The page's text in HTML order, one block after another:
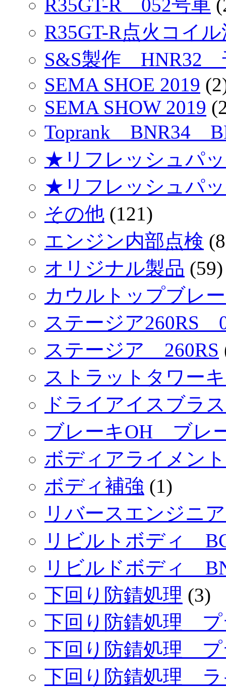
R35GT-R 052号車
R35GT-R点火コイ
S&S製作 HNR32
SEMA SHOE 2019
SEMA SHOW 2019
Toprank BNR34
★リフレッシュパ
★リフレッシュパ
その他 (121)
エンジン内部点検
オリジナル製品 (59)
カウルトップブレ
ステージア260RS
ステージア 260RS
ストラットタワー
ドライアイスブラ
ブレーキOH ブレ
ボディアライメン
ボディ補強 (1)
リバースエンジニ
リビルトボディ
リビルドボディ
下回り防錆処理 (3)
下回り防錆処理 プ
下回り防錆処理 プ
下回り防錆処理 ラ